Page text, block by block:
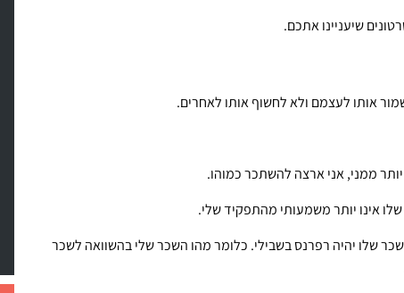
שיעניינו אתכם.
אותו לעצמם ולא לחשוף אותו לאחרים.
ממני, אני ארצה להשתכר כמוהו.
אינו יותר משמעותי מהתפקיד שלי.
שלו יהיה רפרנס בשבילי. כלומר מהו השכר שלי בהשוואה לשכר